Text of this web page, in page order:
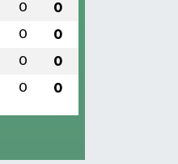
0 0
0 0
0 0
0 0